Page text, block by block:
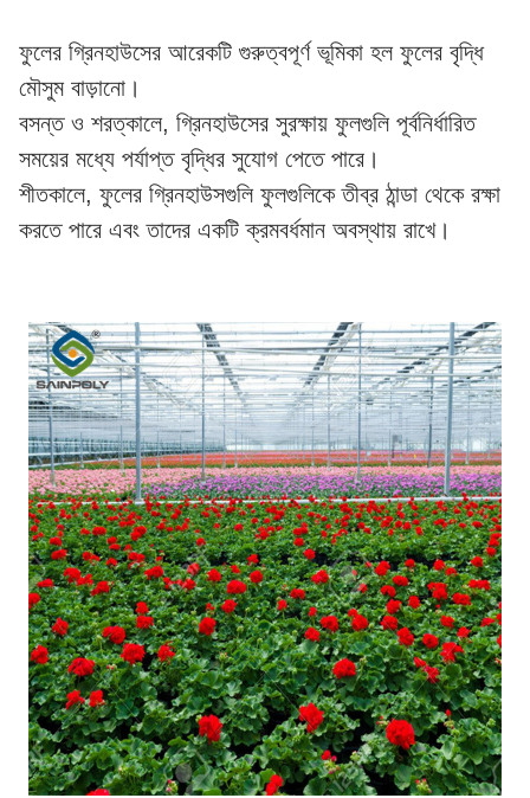
ফুলের গ্রিনহাউসের আরেকটি গুরুত্বপূর্ণ ভূমিকা হল ফুলের বৃদ্ধি
মৌসুম বাড়ানো।
বসন্ত ও শরত্কালে, গ্রিনহাউসের সুরক্ষায় ফুলগুলি পূর্বনির্ধারিত
সময়ের মধ্যে পর্যাপ্ত বৃদ্ধির সুযোগ পেতে পারে।
শীতকালে, ফুলের গ্রিনহাউসগুলি ফুলগুলিকে তীব্র ঠান্ডা থেকে রক্ষা
করতে পারে এবং তাদের একটি ক্রমবর্ধমান অবস্থায় রাখে।